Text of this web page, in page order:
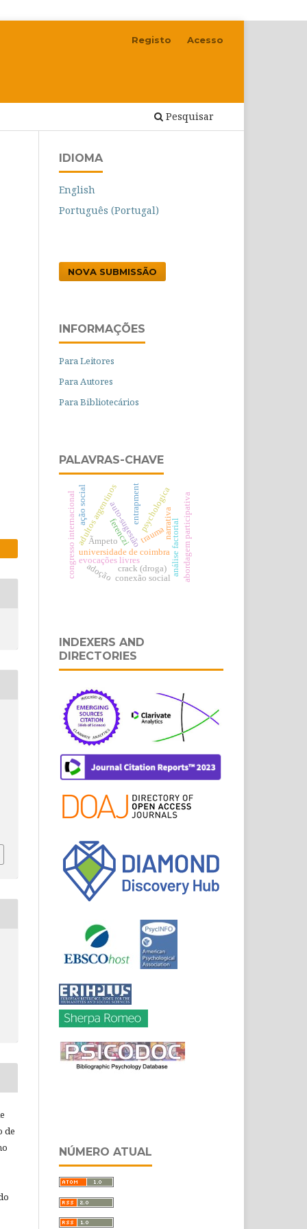
Pesquisar
Registo Acesso
de
IDIOMA
English
Português (Portugal)
NOVA SUBMISSÃO
INFORMAÇÕES
Para Leitores
Para Autores
Para Bibliotecários
PALAVRAS-CHAVE
auto-sugestão
universidade de coimbra
psychologica
análise factorial
narrativa
entrapment
evocações livres
congresso internacional crack (droga) abordagem participativa
conexão social
adultos argentinos
ação social
ferenczi trauma
Ãmpeto
adoção
INDEXERS AND
DIRECTORIES
NÚMERO ATUAL